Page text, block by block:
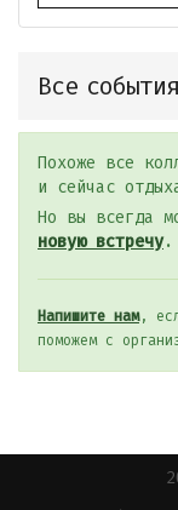
Все
Похоже все
и сейчас
Но вы всегда
новую встречу.
Напишите нам,
поможем с